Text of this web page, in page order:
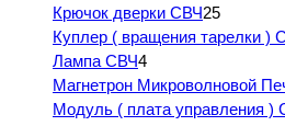
Крючок дверки СВЧ25
Куплер ( вращения тарелки )
Лампа СВЧ4
Магнетрон Микроволновой
Модуль ( плата управления )